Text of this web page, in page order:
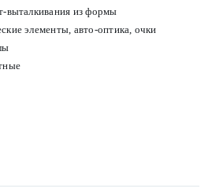
выталкивания из формы
элементы, авто-оптика, очки